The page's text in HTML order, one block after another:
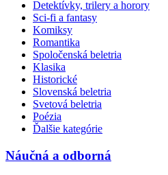
Detektívky, trilery a horory
Sci-fi a fantasy
Komiksy
Romantika
Spoločenská beletria
Klasika
Historické
Slovenská beletria
Svetová beletria
Poézia
Ďalšie kategórie
Náučná a odborná